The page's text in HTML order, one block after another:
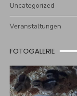
Uncategorized
Veranstaltungen
FOTOGALERIE